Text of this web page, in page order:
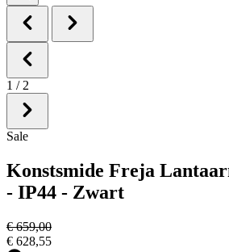
1 / 2
Sale
Konstsmide Freja
- IP44 - Zwart
€ 659,00
€ 628,55